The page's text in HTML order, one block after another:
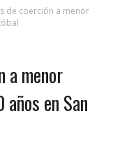
de coerción a menor
a menor
en San